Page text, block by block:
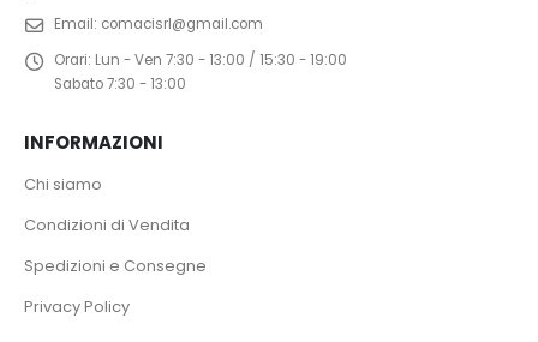
Email: comacisrl@gmail.com
Orari: Lun - Ven 7:30 - 13:00 / 15:30 - 19:00
Sabato 7:30 - 13:00
INFORMAZIONI
Chi siamo
Condizioni di Vendita
Spedizioni e Consegne
Privacy Policy